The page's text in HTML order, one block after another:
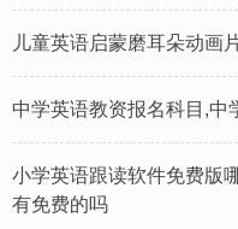
儿童英语启蒙磨耳朵动画
中学英语教资报名科目,中
小学英语跟读软件免费版
有免费的吗